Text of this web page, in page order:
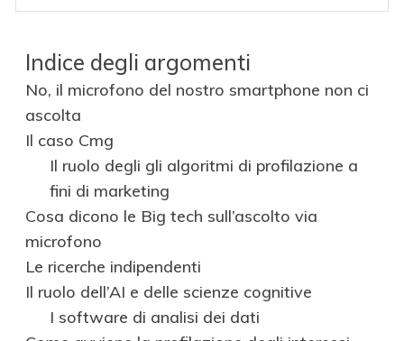
Indice degli argomenti
No, il microfono del nostro smartphone non ci
ascolta
Il caso Cmg
Il ruolo degli gli algoritmi di profilazione a
fini di marketing
Cosa dicono le Big tech sull’ascolto via
microfono
Le ricerche indipendenti
Il ruolo dell’AI e delle scienze cognitive
I software di analisi dei dati